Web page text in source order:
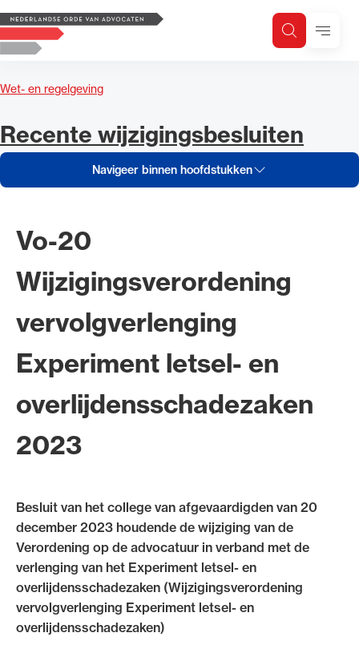
Logo, to the homepage
ZoekenMenu
Wet- en regelgeving
Navigeer binnen hoofdstukken
Vo-20
Wijzigingsverordening
vervolgverlenging
Experiment letsel- en
overlijdensschadezaken
2023
Besluit van het college van afgevaardigden van 20
december 2023 houdende de wijziging van de
Verordening op de advocatuur in verband met de
verlenging van het Experiment letsel- en
overlijdensschadezaken (Wijzigingsverordening
vervolgverlenging Experiment letsel- en
overlijdensschadezaken)
Navigeer inhoud van
Recente wijzigingsbesluiten
Navigeer inhoud van Recente
Zoeken
Zoek op trefwoord
Uitgelicht
Alle wet- en regelgeving voor de advocatuur.
Van de Advocatenwet tot de Verordening op
de advocatuur (Voda) en de Regeling op de
advocatuur (Roda).